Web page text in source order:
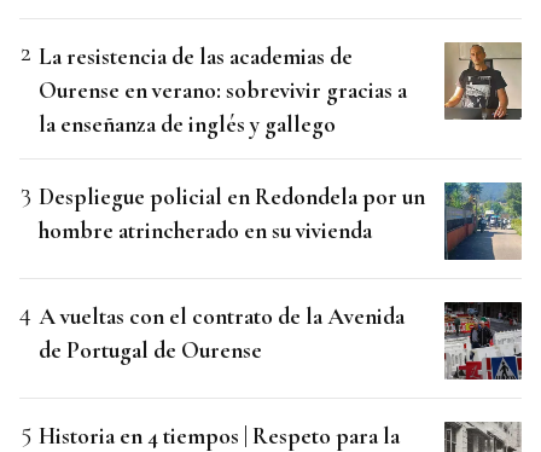
La resistencia de las academias de
Ourense en verano: sobrevivir gracias a
la enseñanza de inglés y gallego
Despliegue policial en Redondela por un
hombre atrincherado en su vivienda
A vueltas con el contrato de la Avenida
de Portugal de Ourense
Historia en 4 tiempos | Respeto para la